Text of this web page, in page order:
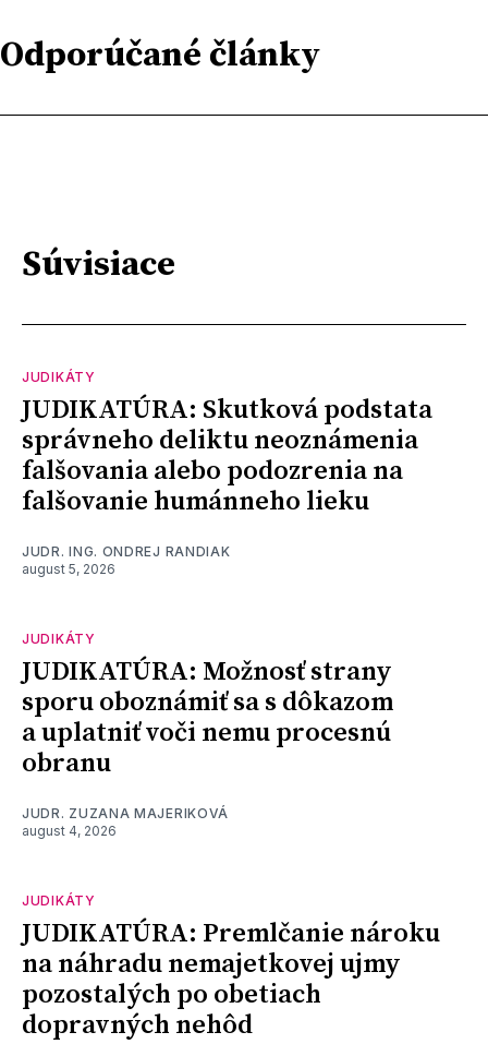
Odporúčané články
Súvisiace
JUDIKÁTY
JUDIKATÚRA: Skutková podstata
správneho deliktu neoznámenia
falšovania alebo podozrenia na
falšovanie humánneho lieku
JUDR. ING. ONDREJ RANDIAK
august 5, 2026
JUDIKÁTY
JUDIKATÚRA: Možnosť strany
sporu oboznámiť sa s dôkazom
a uplatniť voči nemu procesnú
obranu
JUDR. ZUZANA MAJERIKOVÁ
august 4, 2026
JUDIKÁTY
JUDIKATÚRA: Premlčanie nároku
na náhradu nemajetkovej ujmy
pozostalých po obetiach
dopravných nehôd